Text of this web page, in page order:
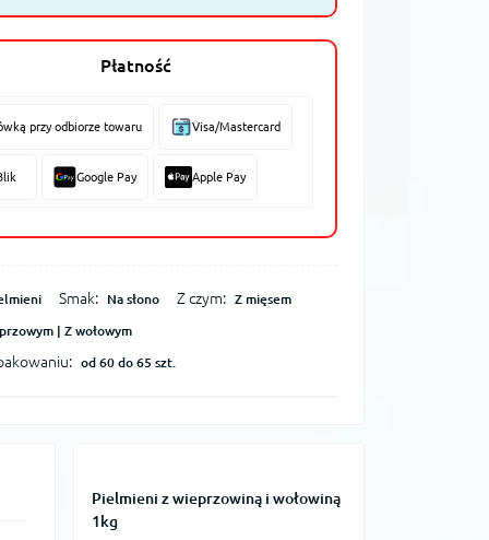
Płatność
przy odbiorze towaru Visa/Mastercard
Google Pay Apple Pay
Smak: Na słono Z czym: Z mięsem
| Z wołowym
od 60 do 65 szt.
Pielmieni z wieprzowiną i wołowiną
1kg